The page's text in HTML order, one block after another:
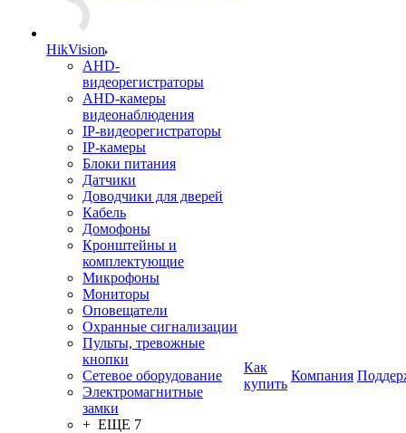
HikVision
AHD-
видеорегистраторы
AHD-камеры
видеонаблюдения
IP-видеорегистраторы
IP-камеры
Блоки питания
Датчики
Доводчики для дверей
Кабель
Домофоны
Кронштейны и
комплектующие
Микрофоны
Мониторы
Оповещатели
Охранные сигнализации
Пульты, тревожные
кнопки
Сетевое оборудование
Электромагнитные
замки
+ ЕЩЕ 7
Как
купить
Компания